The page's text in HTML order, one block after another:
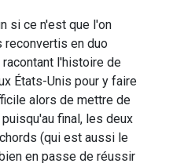
si ce n'est que l'on
reconvertis en duo
l'histoire de
États-Unis pour y faire
alors de mettre de
final, les deux
(qui est aussi le
en passe de réussir